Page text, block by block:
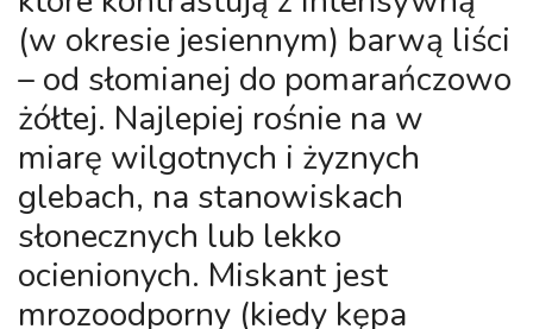
(w okresie jesiennym) barwą liści
– od słomianej do pomarańczowo
żółtej. Najlepiej rośnie na w
miarę wilgotnych i żyznych
glebach, na stanowiskach
słonecznych lub lekko
ocienionych. Miskant jest
mrozoodporny (kiedy kępa